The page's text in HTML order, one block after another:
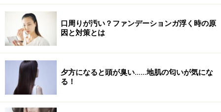
おこなってください。また、全ての方への有効性を保証するもの
ではありません。
1/2 次のページへ
口周りが汚い？ファンデーションガ浮く時の原
因と対策とは
夕方になると頭が臭い……地肌の匂いが気にな
る！